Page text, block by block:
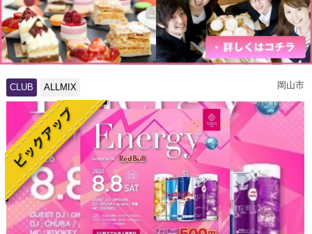
CLUB ALLMIX 岡山市